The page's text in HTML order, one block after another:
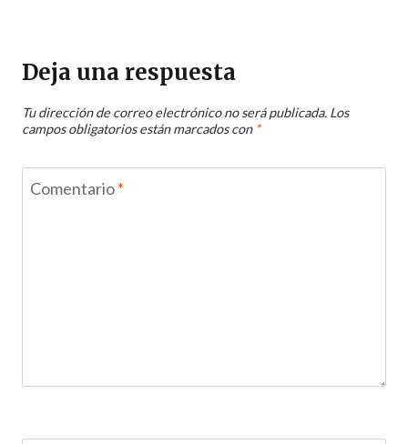
Deja una respuesta
Tu dirección de correo electrónico no será publicada. Los
campos obligatorios están marcados con *
Comentario*